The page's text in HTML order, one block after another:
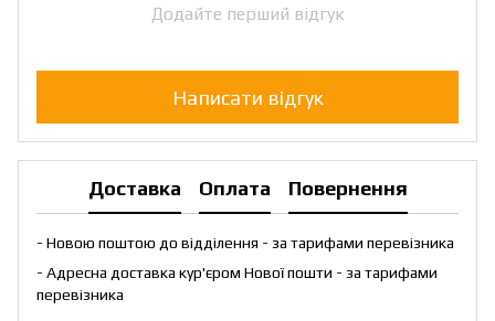
Додайте перший відгук
Написати відгук
Доставка Оплата Повернення
- Новою поштою до відділення - за тарифами перевізника
- Адресна доставка кур'єром Нової пошти - за тарифами
перевізника